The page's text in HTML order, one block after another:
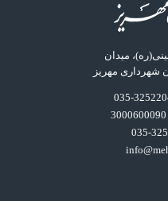
میدان
شهرداری مهریز